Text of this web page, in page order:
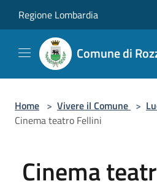
Regione Lombardia
Comune di
Home > Vivere il Comune >
Cinema teatro Fellini
Cinema